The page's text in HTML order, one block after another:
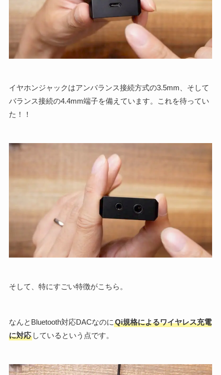
イヤホンジャックはアンバランス接続方式の3.5mm、そして
バランス接続の4.4mm端子を備えています。これを待ってい
た！！
そして、特にすごい特徴がこちら。
なんとBluetooth対応DACなのに Qi規格によるワイヤレス充電
に対応しているという点です。